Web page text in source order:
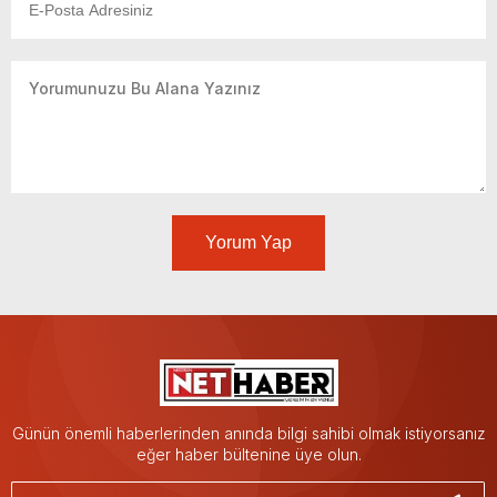
Yorum Yap
Günün önemli haberlerinden anında bilgi sahibi olmak istiyorsanız
eğer haber bültenine üye olun.